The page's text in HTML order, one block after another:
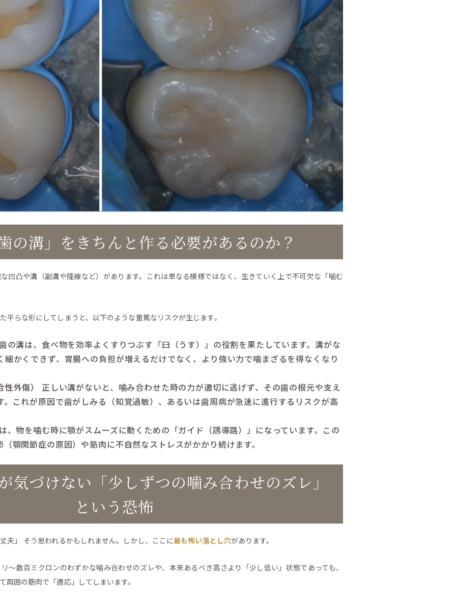
の溝」をきちんと作る必要があるのか？
凹凸や溝（副溝や隆線など）があります。これは単なる模様ではなく、生きていく上で不可欠な「噛む
平らな形にしてしまうと、以下のような重篤なリスクが生じます。
の溝は、食べ物を効率よくすりつぶす「臼（うす）」の役割を果たしています。溝がな
かくできず、胃腸への負担が増えるだけでなく、より強い力で噛まざるを得なくなり
外傷）
正しい溝がないと、噛み合わせた時の力が適切に逃げず、その歯の根元や支え
これが原因で歯がしみる（知覚過敏）、あるいは歯周病が急速に進行するリスクが高
、物を噛む時に顎がスムーズに動くための「ガイド（誘導路）」になっています。この
顎関節症の原因）や筋肉に不自然なストレスがかかり続けます。
気づけない「少しずつの噛み合わせのズレ」
という恐怖
夫」 そう思われるかもしれません。しかし、ここに最も怖い落とし穴があります。
〜数百ミクロンのわずかな噛み合わせのズレや、本来あるべき高さより「少し低い」状態であっても、
囲の筋肉で「適応」してしまいます。